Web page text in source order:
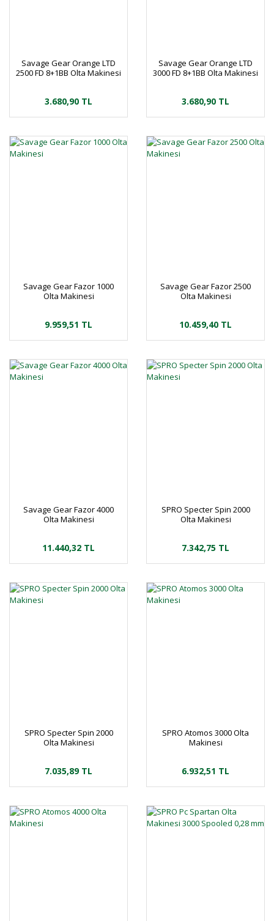
Savage Gear Orange LTD
2500 FD 8+1BB Olta Makinesi
3.680,90 TL
Savage Gear Orange LTD
3000 FD 8+1BB Olta Makinesi
3.680,90 TL
Savage Gear Fazor 1000
Olta Makinesi
9.959,51 TL
Savage Gear Fazor 2500
Olta Makinesi
10.459,40 TL
Savage Gear Fazor 4000
Olta Makinesi
11.440,32 TL
SPRO Specter Spin 2000
Olta Makinesi
7.342,75 TL
SPRO Specter Spin 2000
Olta Makinesi
7.035,89 TL
SPRO Atomos 3000 Olta
Makinesi
6.932,51 TL